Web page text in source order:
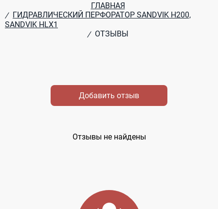
ГЛАВНАЯ
/ ГИДРАВЛИЧЕСКИЙ ПЕРФОРАТОР SANDVIK H200,
SANDVIK HLX1
/ ОТЗЫВЫ
Добавить отзыв
Отзывы не найдены